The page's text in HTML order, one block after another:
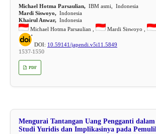
Michael Hotma Parsaulian,IBM asmi, Indonesia
Mardi Siswoyo,Indonesia
Khairul Anwar,Indonesia
Michael Hotma Parsaulian ,
Mardi Siswoyo ,
DOI: 10.59141/japendi.v5i11.5849
1537-1550
PDF
Mengurai Tantangan Uang Pengganti
Studi Yuridis dan Implikasinya pada